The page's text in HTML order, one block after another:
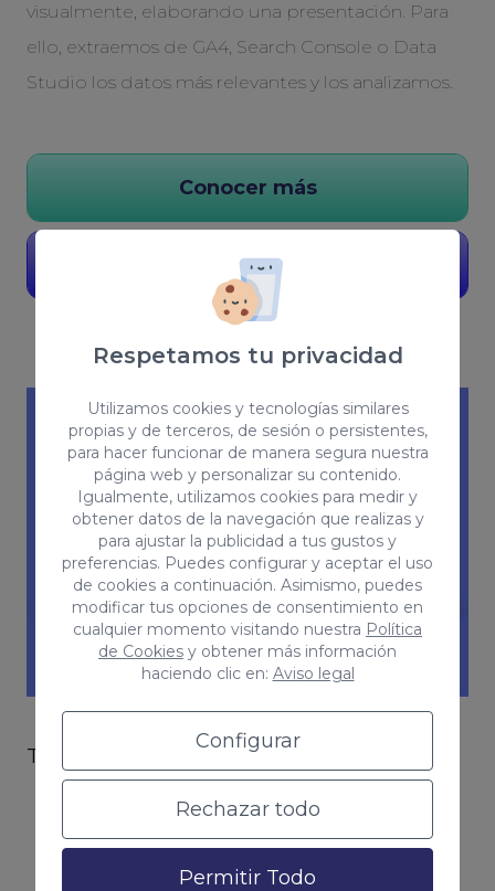
Respetamos tu privacidad
Utilizamos cookies y tecnologías similares
propias y de terceros, de sesión o persistentes,
para hacer funcionar de manera segura nuestra
página web y personalizar su contenido.
Igualmente, utilizamos cookies para medir y
obtener datos de la navegación que realizas y
para ajustar la publicidad a tus gustos y
preferencias. Puedes configurar y aceptar el uso
de cookies a continuación. Asimismo, puedes
modificar tus opciones de consentimiento en
cualquier momento visitando nuestra Política
de Cookies y obtener más información
haciendo clic en: Aviso legal
Configurar
Rechazar todo
Permitir Todo
visualmente, elaborando una presentación. Para
ello, extraemos de GA4, Search Console o Data
Studio los datos más relevantes y los analizamos.
Conocer más
Contacta con nosotros
Tecnología ACAI CODE
Nuestra propia herramienta de
analítica